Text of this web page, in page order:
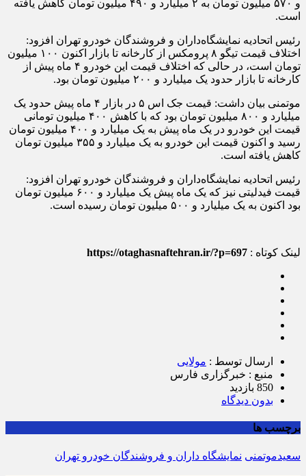
و ۵۷۰ میلیون تومان به ۲ میلیارد و ۴۹۰ میلیون تومان کاهش یافته
است.
رئیس اتحادیه نمایشگاه‌داران و فروشندگان خودرو تهران افزود:
اختلاف قیمت تیگو ۸ پرومکس از کارخانه تا بازار اکنون ۱۰۰ میلیون
تومان است، در حالی که اختلاف قیمت این خودرو ۴ ماه پیش از
کارخانه تا بازار حدود یک میلیارد و ۲۰۰ میلیون تومان بود.
موتمنی بیان داشت: قیمت جک اس ۵ در بازار ۴ ماه پیش حدود یک
میلیارد و ۸۰۰ میلیون تومان بود که با کاهش ۴۰۰ میلیون تومانی
قیمت این خودرو در یک ماه پیش به یک میلیارد و ۴۰۰ میلیون تومان
رسید و اکنون قیمت این خودرو به یک میلیارد و ۳۵۵ میلیون تومان
کاهش یافته است.
رئیس اتحادیه نمایشگاه‌داران و فروشندگان خودرو تهران افزود:
قیمت فیدلیتی نیز که یک ماه پیش یک میلیارد و ۶۰۰ میلیون تومان
بود اکنون به یک میلیارد و ۵۰۰ میلیون تومان رسیده است.
لینک کوتاه : https://otaghasnaftehran.ir/?p=697
ارسال توسط : مولایی
منبع : خبرگزاری فارس
850 بازدید
بدون دیدگاه
برچسب ها
سعیدموتمنی نمایشگاه داران و فروشندگان خودرو تهران